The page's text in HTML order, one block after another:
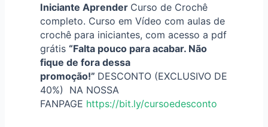
Iniciante Aprender Curso de Crochê
completo. Curso em Vídeo com aulas de
crochê para iniciantes, com acesso a pdf
grátis “Falta pouco para acabar. Não
fique de fora dessa
promoção!” DESCONTO (EXCLUSIVO DE
40%)
NA NOSSA
FANPAGE https://bit.ly/cursoedesconto